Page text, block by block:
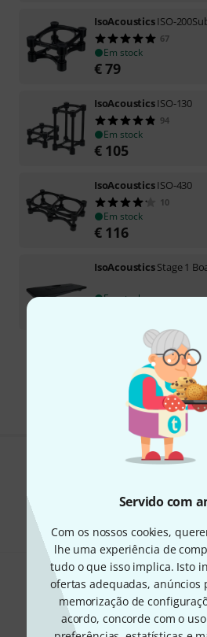
Servido com
Com os nossos cookies,
lhe uma experiência de
tudo o que isso implica. Isto
ofertas adequadas, anúncios
memorização de
acordo, concorde com o
IsoAcousticsISO-
67
Em stock
€79
IsoAcousticsISO-130
94
Em stock
€ 105
IsoAcousticsISO-430
10
Em stock
€ 116
IsoAcousticsStage 1
Em stock
Frete grátis a partir
Todos os preços
Partilhar